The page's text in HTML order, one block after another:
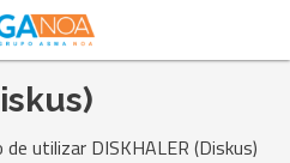
utilizar DISKHALER (Diskus)